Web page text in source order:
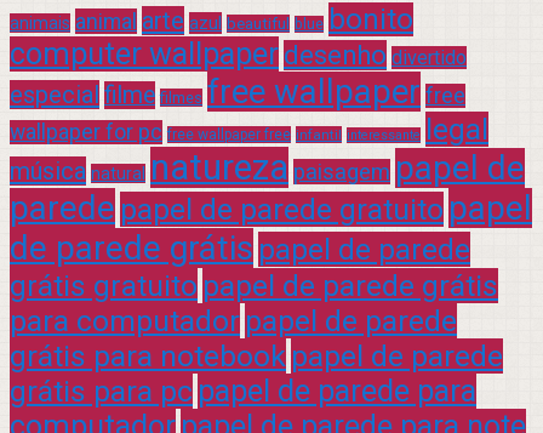
animais animal arte azul beautiful blue bonito
computer wallpaper desenho divertido
especial filme filmes free wallpaper free
wallpaper for pc free wallpaper free infantil interessante legal
música natural natureza paisagem papel de
parede papel de parede gratuito papel
de parede grátis papel de parede
grátis gratuito papel de parede grátis
para computador papel de parede
grátis para notebook papel de parede
grátis para pc papel de parede para